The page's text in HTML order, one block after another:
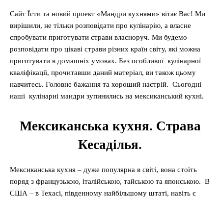
Сайт Їсти та новий проект «Мандри кухнями» вітає Вас! Ми
вирішили, не тільки розповідати про кулінарію, а власне
спробувати приготувати страви власноруч. Ми будемо
розповідати про цікаві страви різних країн світу, які можна
приготувати в домашніх умовах. Без особливої кулінарної
кваліфікації, прочитавши даний матеріал, ви також цьому
навчитесь. Головне бажання та хороший настрій. Сьогодні
наші кулінарні мандри зупинились на мексиканський кухні.
Мексиканська кухня. Страва
Кесаділья.
Мексиканська кухня – дуже популярна в світі, вона стоїть
поряд з французькою, італійською, тайською та японською. В
США – в Техасі, південному найбільшому штаті, навіть є